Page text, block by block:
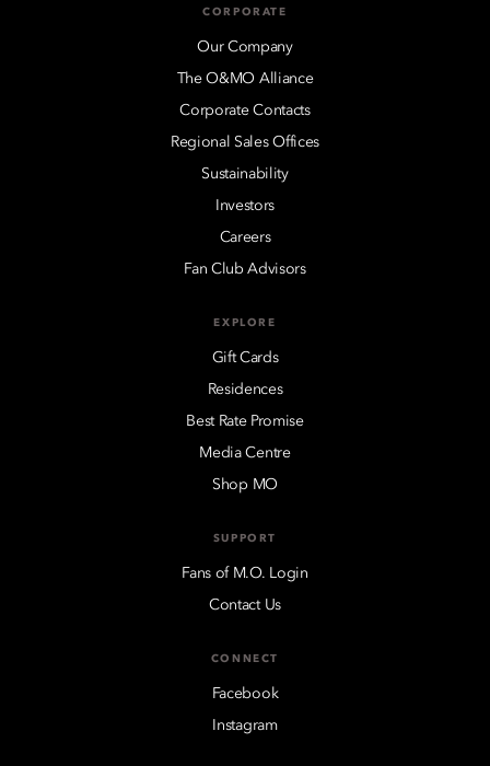
CORPORATE
Our Company
The O&MO Alliance
Corporate Contacts
Regional Sales Offices
Sustainability
Investors
Careers
Fan Club Advisors
EXPLORE
Gift Cards
Residences
Best Rate Promise
Media Centre
Shop MO
SUPPORT
Fans of M.O. Login
Contact Us
CONNECT
Facebook
Instagram